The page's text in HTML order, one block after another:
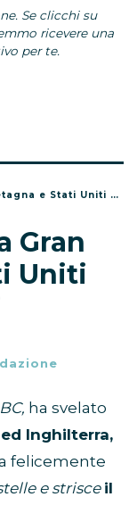
Se clicchi su
ricevere una
per te.
e Stati Uniti scelgo…”
Gran
Uniti
ha svelato
Inghilterra,
felicemente
e strisce il